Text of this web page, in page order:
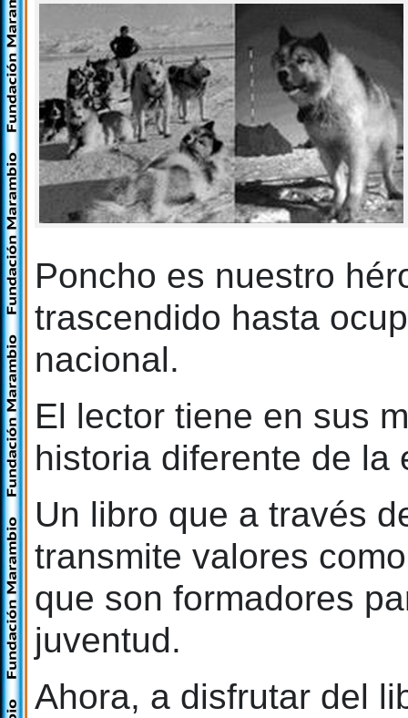
Poncho es nuestro
trascendido hasta
nacional.
El lector tiene en sus
historia diferente de la
Un libro que a través
transmite valores
que son formadores
juventud.
Ahora, a disfrutar del